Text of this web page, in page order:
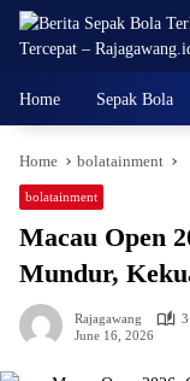
Skip
Home Sepak Bola
Home bolatainment
bolatainment
Macau Open
Mundur,
Rajagawang
June 16, 2026